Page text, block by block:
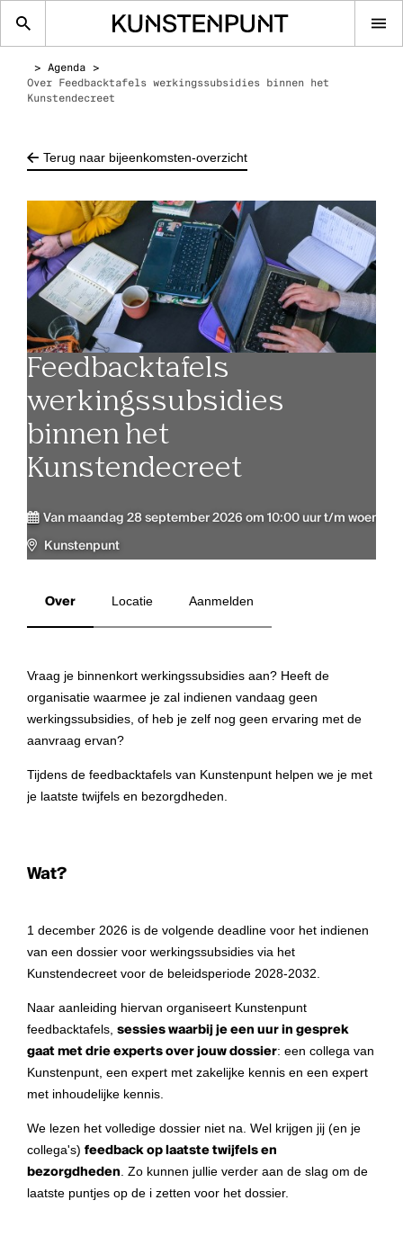
Agenda
Over Feedbacktafels werkingssubsidies binnen het
Kunstendecreet
Terug naar bijeenkomsten-overzicht
Feedbacktafels
werkingssubsidies
binnen het
Kunstendecreet
Van maandag 28 september 2026 om 10:00 uur t/m
Kunstenpunt
Over Locatie Aanmelden
Vraag je binnenkort werkingssubsidies aan? Heeft de
organisatie waarmee je zal indienen vandaag geen
werkingssubsidies, of heb je zelf nog geen ervaring met de
aanvraag ervan?
Tijdens de feedbacktafels van Kunstenpunt helpen we je met
je laatste twijfels en bezorgdheden.
Wat?
1 december 2026 is de volgende deadline voor het indienen
van een dossier voor werkingssubsidies via het
Kunstendecreet voor de beleidsperiode 2028-2032.
Naar aanleiding hiervan organiseert Kunstenpunt
feedbacktafels, sessies waarbij je een uur in gesprek
gaat met drie experts over jouw dossier: een collega van
Kunstenpunt, een expert met zakelijke kennis en een expert
met inhoudelijke kennis.
We lezen het volledige dossier niet na. Wel krijgen jij (en je
collega's) feedback op laatste twijfels en
bezorgdheden. Zo kunnen jullie verder aan de slag om de
laatste puntjes op de i zetten voor het dossier.